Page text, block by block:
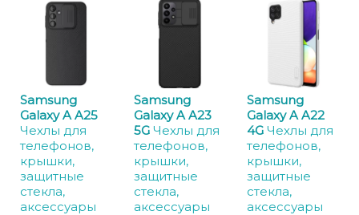
Samsung
Galaxy A A25
Чехлы для
телефонов,
крышки,
защитные
стекла,
аксессуары
Samsung
Galaxy A A23
5G Чехлы для
телефонов,
крышки,
защитные
стекла,
аксессуары
Samsung
Galaxy A A22
4GЧехлы для
телефонов,
крышки,
защитные
стекла,
аксессуары